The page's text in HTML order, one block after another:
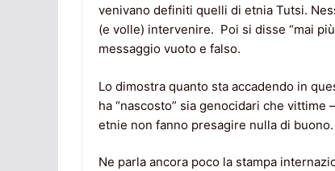
venivano definiti quelli di etnia Tutsi.
(e volle) intervenire. Poi si disse “mai
messaggio vuoto e falso.
Lo dimostra quanto sta accadendo in
ha “nascosto” sia genocidari che
etnie non fanno presagire nulla di buono.
Ne parla ancora poco la stampa